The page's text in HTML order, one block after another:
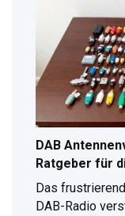
Schritt
Anleitung
für
2026
DAB
Ratgeber für
Das
DAB-Radio